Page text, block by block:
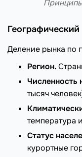
Географический
Деление рынка по
Регион.
Численность
тысяч
температура
Статус
курортные